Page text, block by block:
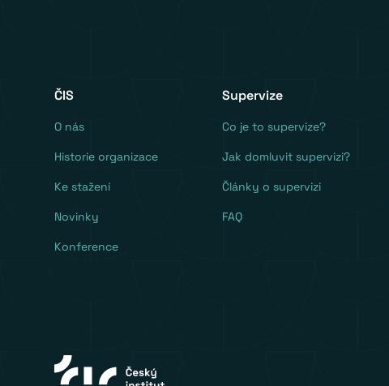
ČIS
O nás
Historie organizace
Ke stažení
Novinky
Konference
Supervize
Co je to supervize?
Jak domluvit supervizi?
Články o supervizi
FAQ